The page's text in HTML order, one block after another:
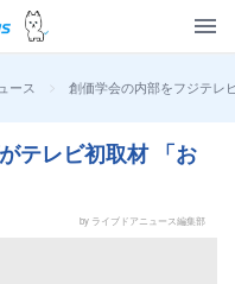
ース > 創価学会の内部をフジテレ
テレビ初取材 「お
by ライブドアニュース編集部